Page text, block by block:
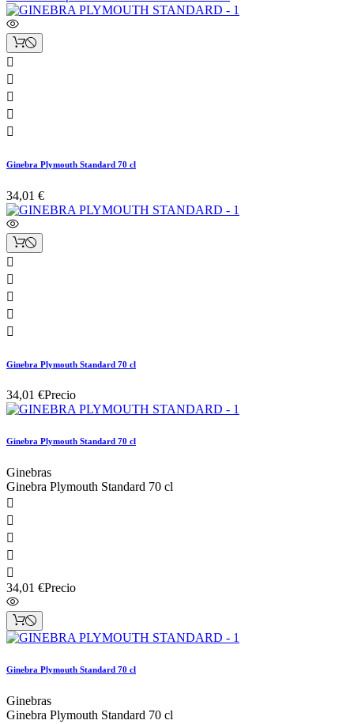





Ginebra Plymouth Standard 70 cl
34,01 €





Ginebra Plymouth Standard 70 cl
34,01 €Precio
Ginebra Plymouth Standard 70 cl
Ginebras
Ginebra Plymouth Standard 70 cl





34,01 €Precio
Ginebra Plymouth Standard 70 cl
Ginebras
Ginebra Plymouth Standard 70 cl